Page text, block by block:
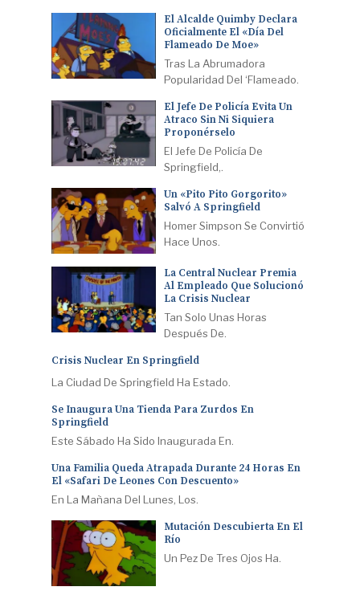
El Alcalde Quimby Declara
Oficialmente El «Día Del
Flameado De Moe»
Tras La Abrumadora
Popularidad Del ‘Flameado.
El Jefe De Policía Evita Un
Atraco Sin Ni Siquiera
Proponérselo
El Jefe De Policía De
Springfield,.
Un «Pito Pito Gorgorito»
Salvó A Springfield
Homer Simpson Se Convirtió
Hace Unos.
La Central Nuclear Premia
Al Empleado Que Solucionó
La Crisis Nuclear
Tan Solo Unas Horas
Después De.
Crisis Nuclear En Springfield
La Ciudad De Springfield Ha Estado.
Se Inaugura Una Tienda Para Zurdos En
Springfield
Este Sábado Ha Sido Inaugurada En.
Una Familia Queda Atrapada Durante 24 Horas En
El «Safari De Leones Con Descuento»
En La Mañana Del Lunes, Los.
Mutación Descubierta En El
Río
Un Pez De Tres Ojos Ha.